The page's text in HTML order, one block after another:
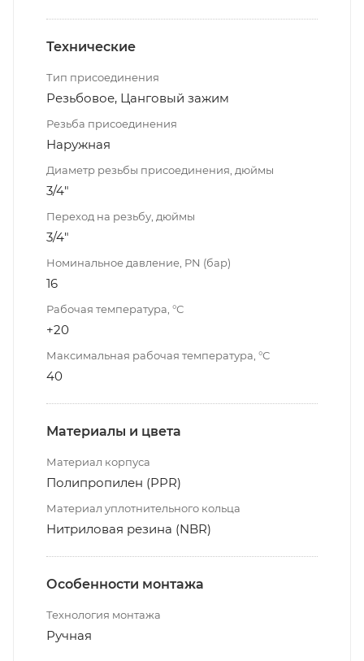
Технические
Тип присоединения
Резьбовое, Цанговый зажим
Резьба присоединения
Наружная
Диаметр резьбы присоединения, дюймы
3/4"
Переход на резьбу, дюймы
3/4"
Номинальное давление, PN (бар)
16
Рабочая температура, °С
+20
Максимальная рабочая температура, °С
40
Материалы и цвета
Материал корпуса
Полипропилен (PPR)
Материал уплотнительного кольца
Нитриловая резина (NBR)
Особенности монтажа
Технология монтажа
Ручная